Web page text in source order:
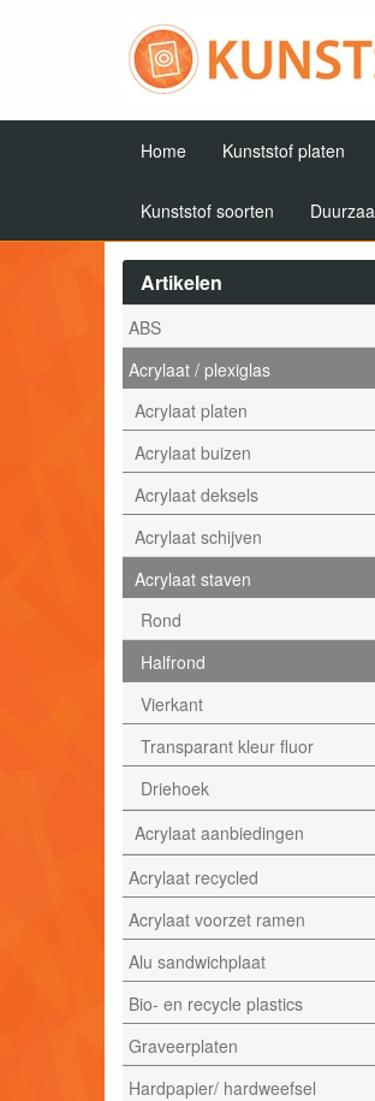
Home Kunststof platen
Kunststof soorten
Artikelen
ABS
Acrylaat / plexiglas
Acrylaat platen
Acrylaat buizen
Acrylaat deksels
Acrylaat schijven
Acrylaat staven
Rond
Halfrond
Vierkant
Transparant kleur fluor
Driehoek
Acrylaat aanbiedingen
Acrylaat recycled
Acrylaat voorzet ramen
Alu sandwichplaat
Bio- en recycle plastics
Graveerplaten
Hardpapier/ hardweefsel